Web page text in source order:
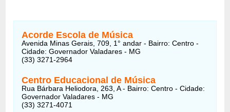
Acorde Escola de Música
Avenida Minas Gerais, 709, 1° andar - Bairro: Centro -
Cidade: Governador Valadares - MG
(33) 3271-2964
Centro Educacional de Música
Rua Bárbara Heliodora, 263, A - Bairro: Centro - Cidade:
Governador Valadares - MG
(33) 3271-4071